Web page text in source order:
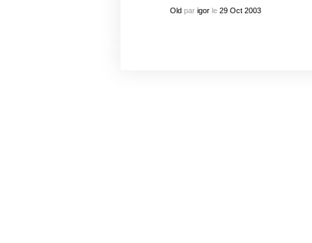
Oldpar igorle 29 Oct 2003